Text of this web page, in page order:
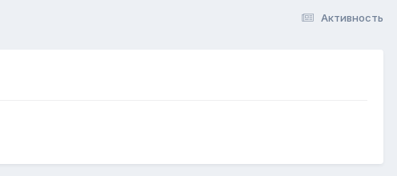
Активность